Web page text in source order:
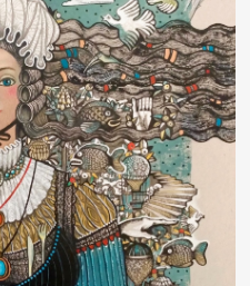
艺术家
服务
联系我们